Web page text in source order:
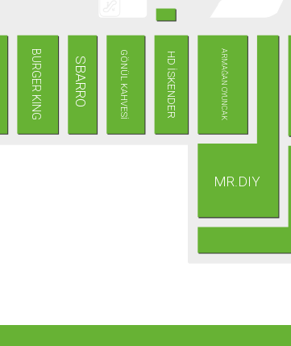
ARMAĞAN OYUNCAK
BURGER KING GÖNÜL KAHVESİ HD İSKENDER
MR.DIY
SBARRO